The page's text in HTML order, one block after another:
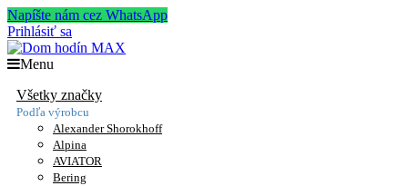
Napíšte nám cez WhatsApp
Prihlásiť sa
Menu
Všetky značky
Podľa výrobcu
Alexander Shorokhoff
Alpina
AVIATOR
Bering